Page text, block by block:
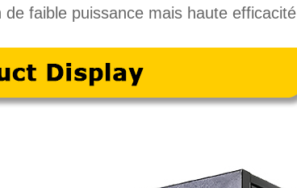
de faible puissance mais haute efficacité